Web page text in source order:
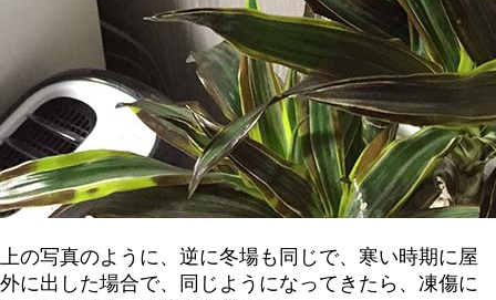
上の写真のように、逆に冬場も同じで、寒い時期に屋
外に出した場合で、同じようになってきたら、凍傷に